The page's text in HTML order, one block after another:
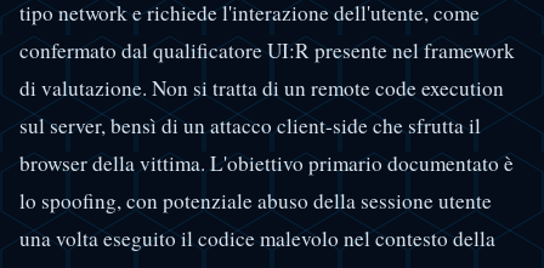
tipo network e richiede l'interazione dell'utente, come
confermato dal qualificatore UI:R presente nel framework
di valutazione. Non si tratta di un remote code execution
sul server, bensì di un attacco client-side che sfrutta il
browser della vittima. L'obiettivo primario documentato è
lo spoofing, con potenziale abuso della sessione utente
una volta eseguito il codice malevolo nel contesto della